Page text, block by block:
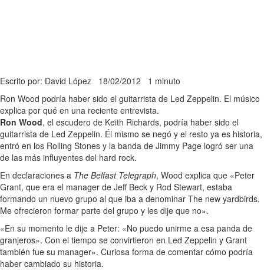
Escrito por: David López 18/02/2012 1 minuto
Ron Wood podría haber sido el guitarrista de Led Zeppelin. El músico
explica por qué en una reciente entrevista.
Ron Wood, el escudero de Keith Richards, podría haber sido el
guitarrista de Led Zeppelin. Él mismo se negó y el resto ya es historia,
entró en los Rolling Stones y la banda de Jimmy Page logró ser una
de las más influyentes del hard rock.
En declaraciones a The Belfast Telegraph, Wood explica que «Peter
Grant, que era el manager de Jeff Beck y Rod Stewart, estaba
formando un nuevo grupo al que iba a denominar The new yardbirds.
Me ofrecieron formar parte del grupo y les dije que no».
«En su momento le dije a Peter: «No puedo unirme a esa panda de
granjeros». Con el tiempo se convirtieron en Led Zeppelin y Grant
también fue su manager». Curiosa forma de comentar cómo podría
haber cambiado su historia.